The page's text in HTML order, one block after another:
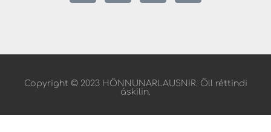
Copyright © 2023 HÖNNUNARLAUSNIR. Öll réttindi
áskilin.